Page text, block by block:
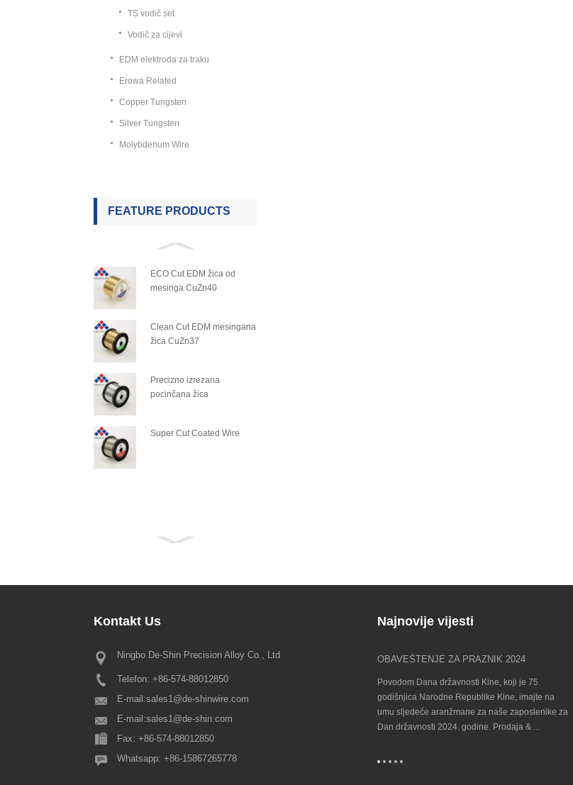
TS vodič set
Vodič za cijevi
EDM elektroda za traku
Erowa Related
Copper Tungsten
Silver Tungsten
Molybdenum Wire
FEATURE PRODUCTS
ECO Cut EDM žica od
mesinga CuZn40
Clean Cut EDM mesingana
žica CuZn37
Precizno izrezana
pocinčana žica
Super Cut Coated Wire
Kontakt Us
Ningbo De-Shin Precision Alloy Co., Ltd
Telefon: +86-574-88012850
E-mail:sales1@de-shinwire.com
E-mail:sales1@de-shin.com
Fax: +86-574-88012850
Whatsapp: +86-15867265778
Najnovije vijesti
Obavijest o praznicima proljetnog festivala
Dragi svi naši cijenjeni kupci, kineski tradicionalni
proljećni festival ponovo dolazi, pa vas ovim
Proizvodnja+Inženjering+QA: fr...
OBAVEŠTENJE ZA PRAZNIK 2024
Povodom Dana državnosti Kine, koji je 75.
godišnjica Narodne Republike Kine, imajte na
umu sljedeće aranžmane za naše zaposlenike za
Dan državnosti 2024. godine. Prodaja & ...